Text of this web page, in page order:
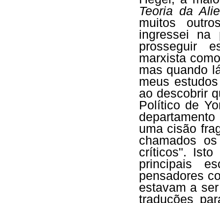
Teoria da
muitos
ingressei na
prosseguir
marxista
mas quando
meus
ao descobrir
Político de
uma cisão
chamados
críticos".
principais
pensadores
estavam a
traduções